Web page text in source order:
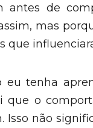
antes de
mas
que
eu tenha
que o
Isso não